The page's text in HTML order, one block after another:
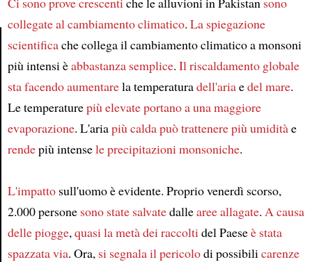
Article
collegate al cambiamento climatico. La spiegazione
scientificache collega il cambiamento climatico a monsoni
più intensi èabbastanza semplice. Il riscaldamento globale
sta facendo aumentarela temperaturadell'ariaedel mare.
Le temperaturepiù elevateportano auna maggiore
evaporazione. L'ariapiù caldapuò trattenere più umiditàe
rendepiù intensele precipitazioni monsoniche.
L'impattosull'uomo è evidente. Proprio venerdì scorso,
2.000 persone sono state salvatedallearee allagate. A causa
delle piogge,quasi la metà dei raccoltidel Paeseè stata
spazzata via. Ora, si segnalail pericolodi possibilicarenze